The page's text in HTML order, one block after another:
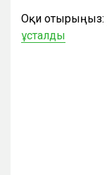
Оқи отырыңыз:
ұсталды